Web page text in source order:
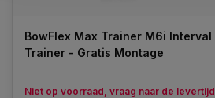
BowFlex Max Trainer M6i Interval
Trainer - Gratis Montage
Niet op voorraad, vraag naar de levertijd